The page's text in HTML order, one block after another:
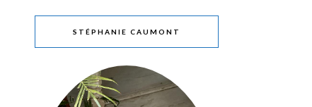
STÉPHANIE CAUMONT